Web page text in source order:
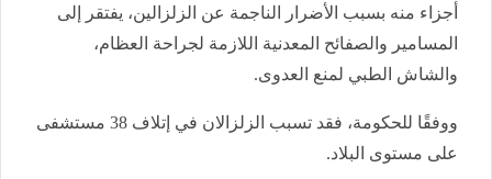
أجزاء منه بسبب الأضرار الناجمة عن الزلزالين، يفتقر إلى
المسامير والصفائح المعدنية اللازمة لجراحة العظام،
والشاش الطبي لمنع العدوى.
ووفقًا للحكومة، فقد تسبب الزلزالان في إتلاف 38 مستشفى
على مستوى البلاد.